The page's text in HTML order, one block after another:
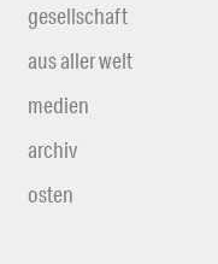
gesellschaft
aus aller welt
medien
archiv
osten